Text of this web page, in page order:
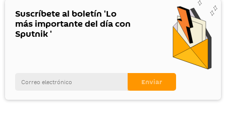
Suscríbete al boletín 'Lo
más importante del día con
Sputnik '